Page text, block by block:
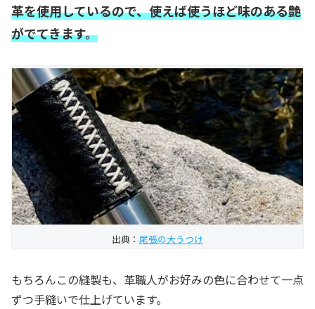
革を使用しているので、使えば使うほど味のある艶
がでてきます。
出典： 尾張の大うつけ
もちろんこの縫製も、革職人がお好みの色に合わせて一点
ずつ手縫いで仕上げています。